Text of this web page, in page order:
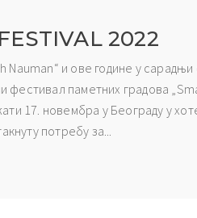
2022
Nauman“ и ове године у
фестивал паметних градова
17. новембра у Београду у
потребу за...